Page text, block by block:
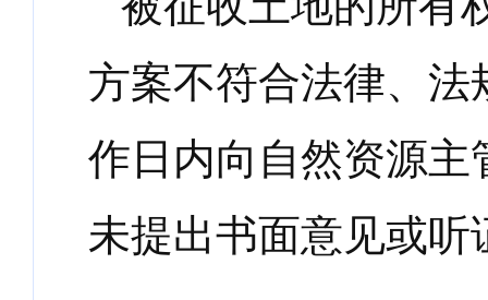
方案不符合法律、
作日内向自然资源
未提出书面意见或